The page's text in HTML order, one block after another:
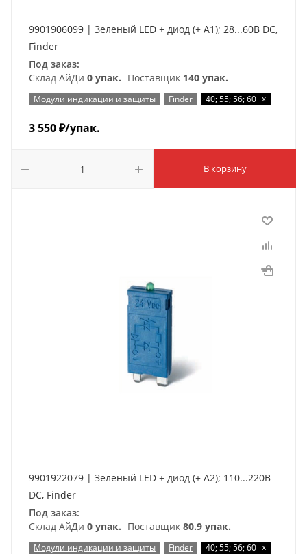
9901906099 | Зеленый LED + диод (+ A1); 28...60В DC,
Finder
Под заказ:
Склад АйДи 0 упак. Поставщик 140 упак.
Модули индикации и защиты Finder 40; 55; 56; 60 x
3 550₽/упак.
В корзину
9901922079 | Зеленый LED + диод (+ A2); 110...220В
DC, Finder
Под заказ:
Склад АйДи 0 упак. Поставщик 80.9 упак.
Модули индикации и защиты Finder 40; 55; 56; 60 x